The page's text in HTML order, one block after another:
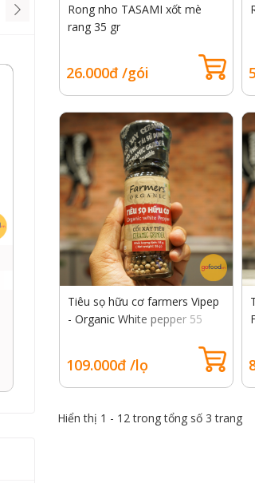
Rong nho TASAMI xốt mè
rang 35 gr
26.000đ /gói
Tiêu sọ hữu cơ farmers Vipep
- Organic White pepper 55
109.000đ /lọ
Hiển thị 1 - 12 trong tổng số 3 trang
Thăn nội Wagyu Úc King River
MB 6-7 - Tenderloin Wagyu
King River MB 6-7 (kg)
04
Ngày
18
Giờ
37
Phút
25
Giây
2.899.000đ/kg